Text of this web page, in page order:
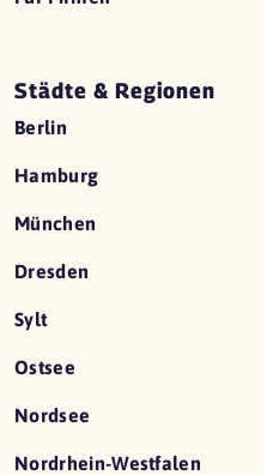
Städte & Regionen
Berlin
Hamburg
München
Dresden
Sylt
Ostsee
Nordsee
Nordrhein-Westfalen